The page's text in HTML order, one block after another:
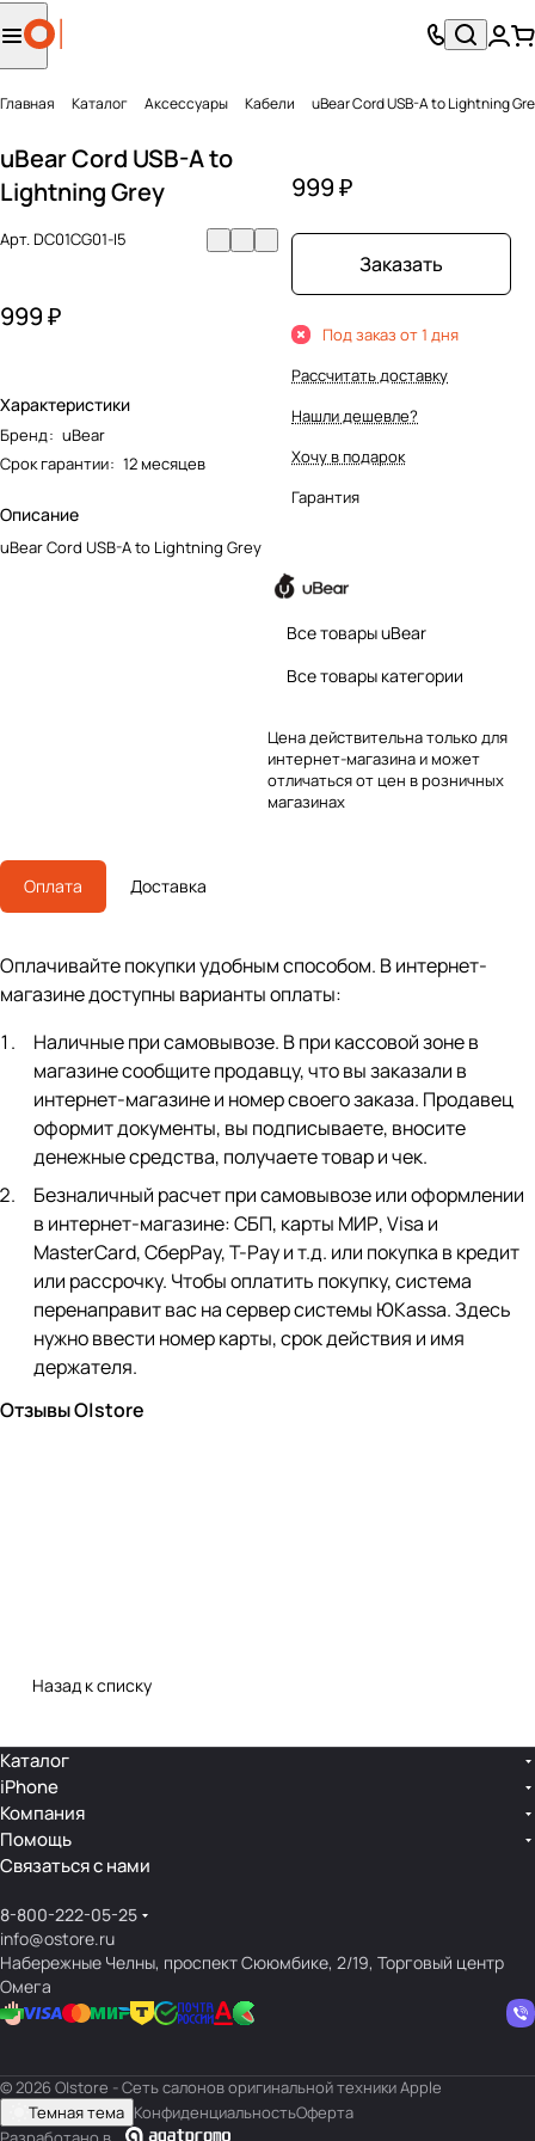
Главная Каталог Аксесcуары Кабели uBear Cord USB-A to Lightning
uBear Cord USB-A to
Lightning Grey
Арт.DC01CG01-I5
999 ₽
Характеристики
Бренд: uBear
Срок гарантии: 12 месяцев
Описание
uBear Cord USB-A to Lightning Grey
999 ₽
Заказать
Под заказ от 1 дня
Рассчитать доставку
Нашли дешевле?
Хочу в подарок
Гарантия
Все товары uBear
Все товары категории
Цена действительна только для
интернет-магазина и может
отличаться от цен в розничных
магазинах
Оплата Доставка
Оплачивайте покупки удобным способом. В интернет-
магазине доступны варианты оплаты:
Наличные при самовывозе. В при кассовой зоне в
магазине сообщите продавцу, что вы заказали в
интернет-магазине и номер своего заказа. Продавец
оформит документы, вы подписываете, вносите
денежные средства, получаете товар и чек.
Безналичный расчет при самовывозе или оформлении
в интернет-магазине: СБП, карты МИР, Visa и
MasterCard, СберPay, Т-Pay и т.д. или покупка в кредит
или рассрочку. Чтобы оплатить покупку, система
перенаправит вас на сервер системы ЮKassa. Здесь
нужно ввести номер карты, срок действия и имя
держателя.
Отзывы O|store
Назад к списку
Каталог
iPhone
Компания
Помощь
Связаться с нами
8-800-222-05-25
info@ostore.ru
Набережные Челны, проспект Сююмбике, 2/19, Торговый центр
Омега
© 2026 O|store - Сеть салонов оригинальной техники Apple
Темная тема КонфиденциальностьОферта